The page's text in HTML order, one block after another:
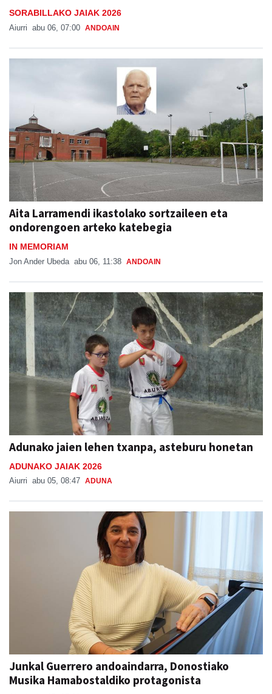
SORABILLAKO JAIAK 2026
Aiurri abu 06, 07:00 ANDOAIN
Aita Larramendi ikastolako sortzaileen eta
ondorengoen arteko katebegia
IN MEMORIAM
Jon Ander Ubeda abu 06, 11:38 ANDOAIN
Adunako jaien lehen txanpa, asteburu honetan
ADUNAKO JAIAK 2026
Aiurri abu 05, 08:47 ADUNA
Junkal Guerrero andoaindarra, Donostiako
Musika Hamabostaldiko protagonista